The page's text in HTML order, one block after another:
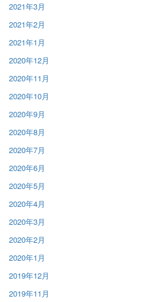
2021年3月
2021年2月
2021年1月
2020年12月
2020年11月
2020年10月
2020年9月
2020年8月
2020年7月
2020年6月
2020年5月
2020年4月
2020年3月
2020年2月
2020年1月
2019年12月
2019年11月